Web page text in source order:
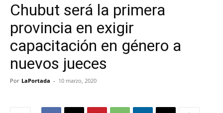
Chubut será la primera
provincia en exigir
capacitación en género a
nuevos jueces
Por LaPortada - 10 marzo, 2020